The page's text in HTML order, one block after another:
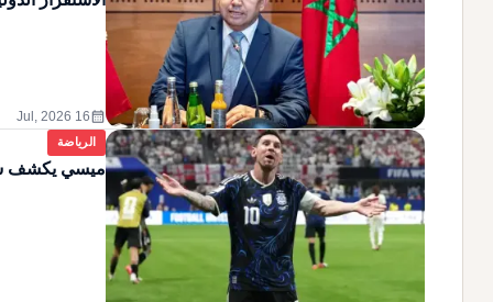
calendar_month
16 Jul, 2026
الرياضة
ميسي يكشف سر